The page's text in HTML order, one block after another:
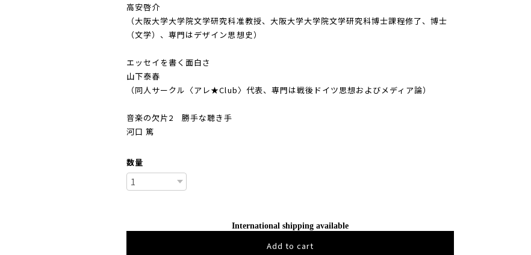
高安啓介
（大阪大学大学院文学研究科准教授、大阪大学大学院文学研究科博士課程修了、博士
（文学）、専門はデザイン思想史）
エッセイを書く面白さ
山下泰春
（同人サークル〈アレ★Club〉代表、専門は戦後ドイツ思想およびメディア論）
音楽の欠片2 勝手な聴き手
河口 篤
数量
International shipping available
Add to cart